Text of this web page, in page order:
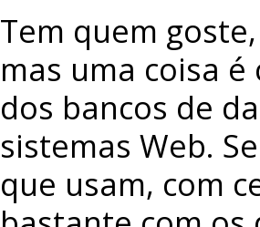
Tem quem
mas uma coisa é
dos bancos de
sistemas Web.
que usam, com